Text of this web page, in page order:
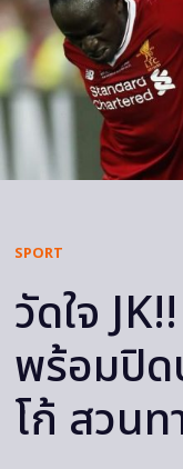
SPORT
วัดใจ
พร้อมปิ
โก้ สวนท